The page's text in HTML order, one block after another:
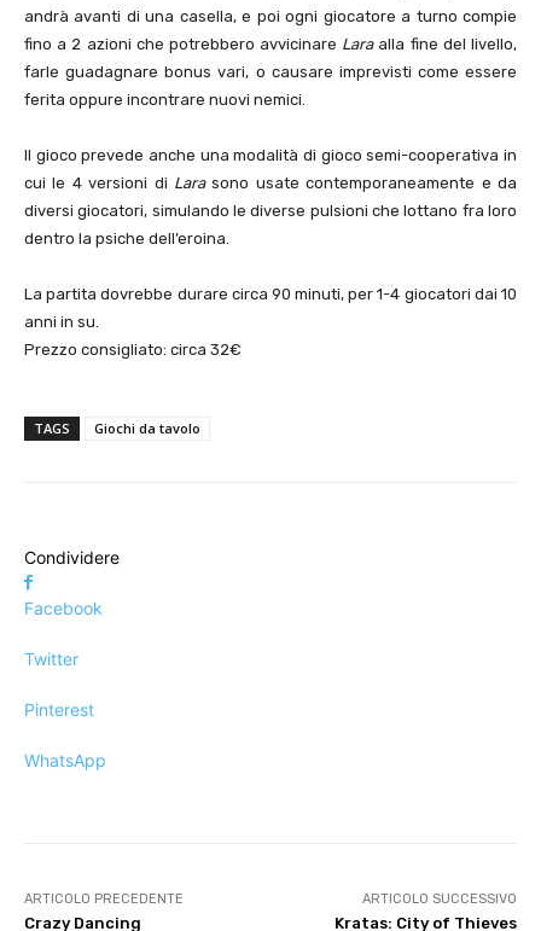
andrà avanti di una casella, e poi ogni giocatore a turno compie
fino a 2 azioni che potrebbero avvicinare Laraalla fine del livello,
farle guadagnare bonus vari, o causare imprevisti come essere
ferita oppure incontrare nuovi nemici.
Il gioco prevede anche una modalità di gioco semi-cooperativa in
cui le 4 versioni di Larasono usate contemporaneamente e da
diversi giocatori, simulando le diverse pulsioni che lottano fra loro
dentro la psiche dell’eroina.
La partita dovrebbe durare circa 90 minuti, per 1-4 giocatori dai 10
anni in su.
Prezzo consigliato: circa 32€
TAGS Giochi da tavolo
Condividere
Facebook
Twitter
Pinterest
WhatsApp
ARTICOLO PRECEDENTE
Crazy Dancing
ARTICOLO SUCCESSIVO
Kratas: City of Thieves